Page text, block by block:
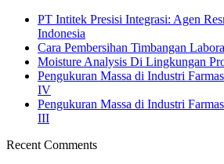
PT Intitek Presisi Integrasi: Agen
Indonesia
Cara Pembersihan Timbangan
Moisture Analysis Di Lingkungan
Pengukuran Massa di Industri
IV
Pengukuran Massa di Industri
III
Recent Comments